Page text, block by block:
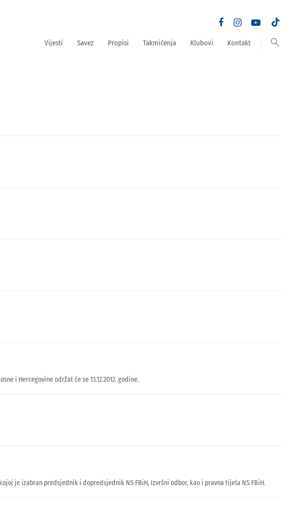
Vijesti Savez Propisi Takmičenja Klubovi Kontakt search
i Hercegovine održat će se 13.12.2012. godine.
je izabran predsjednik i dopredsjednik NS FBiH, Izvršni odbor, kao i pravna tijela NS FBiH.